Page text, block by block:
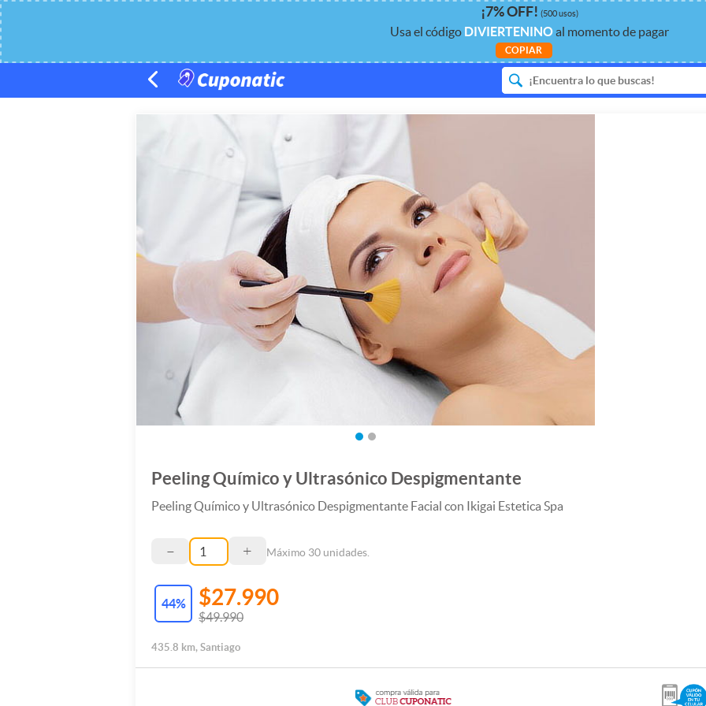
¡7%OFF! (500 usos)
Usa el código DIVIERTENINOal momento de pagar
COPIAR
Peeling Químico y Ultrasónico Despigmentante
Peeling Químico y Ultrasónico Despigmentante Facial con Ikigai Estetica Spa
– + Máximo 30 unidades.
44% $27.990
$49.990
435.8 km, Santiago